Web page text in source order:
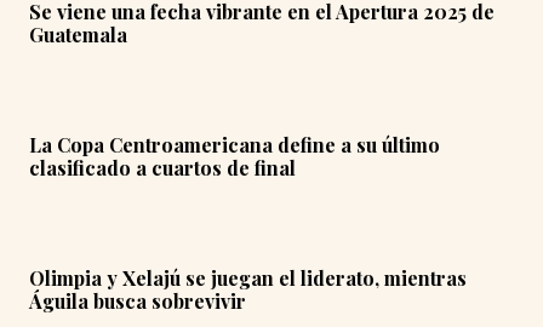
Se viene una fecha vibrante en el Apertura 2025 de
Guatemala
La Copa Centroamericana define a su último
clasificado a cuartos de final
Olimpia y Xelajú se juegan el liderato, mientras
Águila busca sobrevivir